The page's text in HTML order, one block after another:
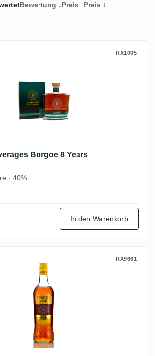
Bewertung ↓Preis ↑Preis ↓
Borgoe 8 YearsRX1005
Borgoe 8 Years
· 40%
In den Warenkorb
Borgoe Gold RX9661